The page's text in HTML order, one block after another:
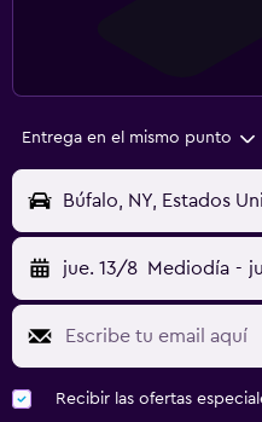
Entrega en el mismo punto
Búfalo, NY, Estados
jue. 13/8 Mediodía -
Recibir las ofertas